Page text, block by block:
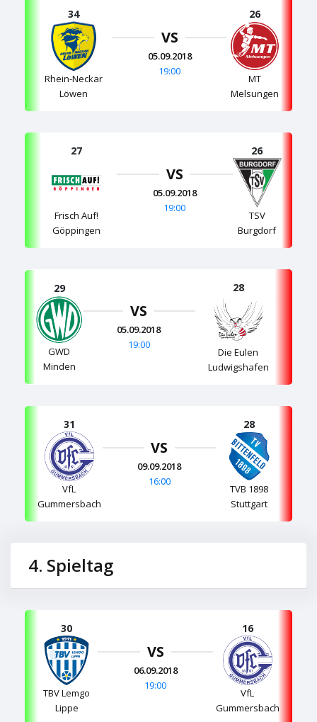
34
Rhein-Neckar
Löwen
VS
05.09.2018
19:00
26
MT
Melsungen
27
Frisch Auf!
Göppingen
VS
05.09.2018
19:00
26
TSV
Burgdorf
29
GWD
Minden
VS
05.09.2018
19:00
28
Die Eulen
Ludwigshafen
31
VfL
Gummersbach
VS
09.09.2018
16:00
28
TVB 1898
Stuttgart
4. Spieltag
30
TBV Lemgo
Lippe
VS
06.09.2018
19:00
16
VfL
Gummersbach